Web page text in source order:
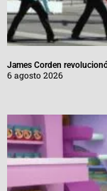
James Corden
6 agosto 2026